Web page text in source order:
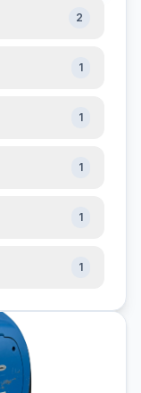
2
1
1
1
1
1